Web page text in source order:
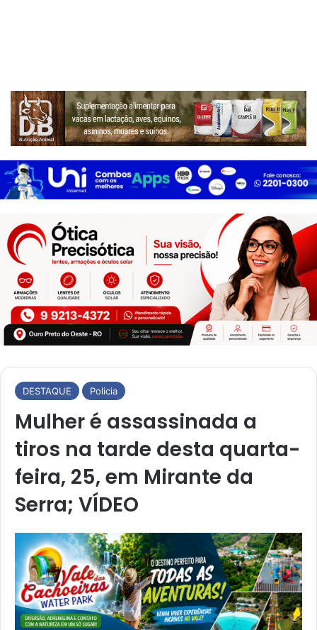
DESTAQUE Policia
Mulher é assassinada a
tiros na tarde desta quarta-
feira, 25, em Mirante da
Serra; VÍDEO